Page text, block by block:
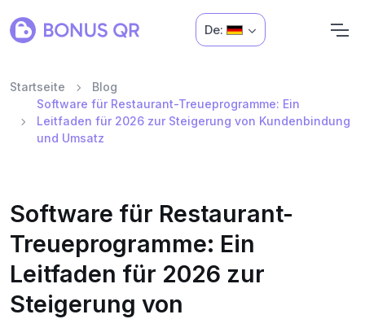
De:
Startseite
Blog
Software für Restaurant-Treueprogramme: Ein
Leitfaden für 2026 zur Steigerung von Kundenbindung
und Umsatz
Software für Restaurant-
Treueprogramme: Ein
Leitfaden für 2026 zur
Steigerung von